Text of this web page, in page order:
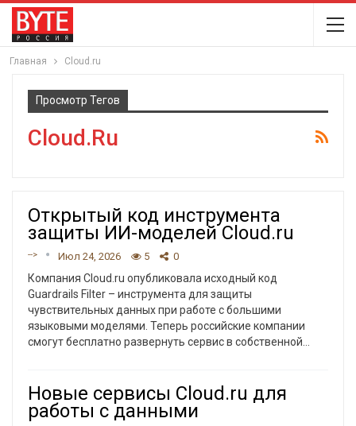
Главная Cloud.ru
Просмотр Тегов
Cloud.ru
Открытый код инструмента
защиты ИИ-моделей Cloud.ru
--> Июл 24, 2026 5 0
Компания Cloud.ru опубликовала исходный код
Guardrails Filter – инструмента для защиты
чувствительных данных при работе с большими
языковыми моделями. Теперь российские компании
смогут бесплатно развернуть сервис в собственной
Новые сервисы Cloud.ru для
работы с данными